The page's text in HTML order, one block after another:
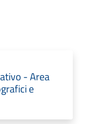
- Area
e